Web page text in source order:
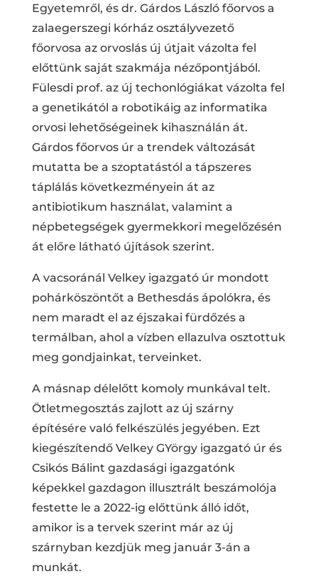
Egyetemről, és dr. Gárdos László főorvos a
zalaegerszegi kórház osztályvezető
főorvosa az orvoslás új útjait vázolta fel
előttünk saját szakmája nézőpontjából.
Fülesdi prof. az új techonlógiákat vázolta fel
a genetikától a robotikáig az informatika
orvosi lehetőségeinek kihasználán át.
Gárdos főorvos úr a trendek változását
mutatta be a szoptatástól a tápszeres
táplálás következményein át az
antibiotikum használat, valamint a
népbetegségek gyermekkori megelőzésén
át előre látható újítások szerint.
A vacsoránál Velkey igazgató úr mondott
pohárköszöntőt a Bethesdás ápolókra, és
nem maradt el az éjszakai fürdőzés a
termálban, ahol a vízben ellazulva osztottuk
meg gondjainkat, terveinket.
A másnap délelőtt komoly munkával telt.
Ötletmegosztás zajlott az új szárny
építésére való felkészülés jegyében. Ezt
kiegészítendő Velkey GYörgy igazgató úr és
Csikós Bálint gazdasági igazgatónk
képekkel gazdagon illusztrált beszámolója
festette le a 2022-ig előttünk álló időt,
amikor is a tervek szerint már az új
szárnyban kezdjük meg január 3-án a
munkát.